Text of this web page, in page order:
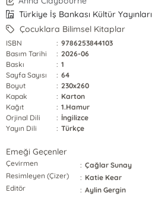
Türkiye İş Bankası Kültür Yayınları
Çocuklara Bilimsel Kitaplar
ISBN : 9786253844103
Basım Tarihi
: 2026-06
Baskı
: 1
Sayfa Sayısı
: 64
Boyut
: 230x260
Kapak
: Karton
Kağıt
: 1.Hamur
Orjinal Dili
: İngilizce
Yayın Dili
: Türkçe
Emeği Geçenler
Çevirmen : Çağlar Sunay
Resimleyen (Çizer)
: Katie Kear
Editör
: Aylin Gergin